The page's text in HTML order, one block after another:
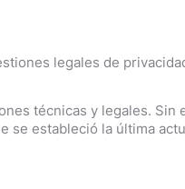
legales de
técnicas y legales. Sin
estableció la última